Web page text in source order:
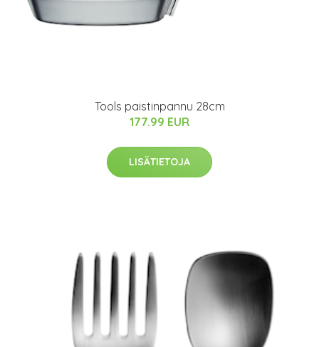
Tools paistinpannu 28cm
177.99 EUR
LISÄTIETOJA